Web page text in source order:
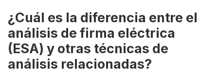
¿Cuál es la diferencia entre el
análisis de firma eléctrica
(ESA) y otras técnicas de
análisis relacionadas?